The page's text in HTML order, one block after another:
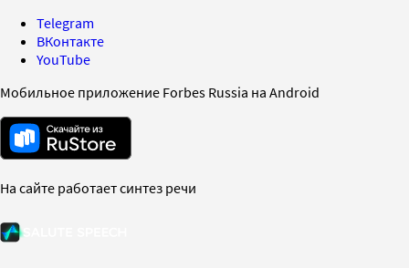
Telegram
ВКонтакте
YouTube
Мобильное приложение Forbes Russia на Android
На сайте работает синтез речи